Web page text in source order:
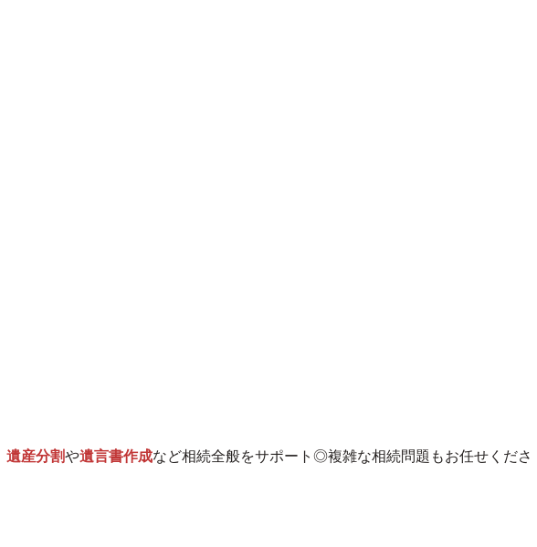
遺産分割や遺言書作成など相続全般をサポート◎複雑な相続問題もお任せくださ